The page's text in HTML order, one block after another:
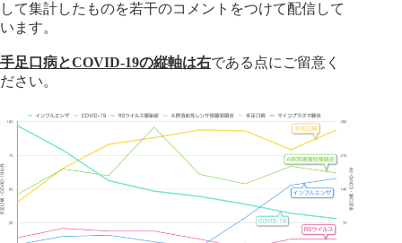
して集計したものを若干のコメントをつけて配信して
います。
手足口病とCOVID-19の縦軸は右である点にご留意く
ださい。